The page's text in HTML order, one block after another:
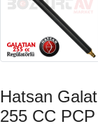
Hatsan
255 CC